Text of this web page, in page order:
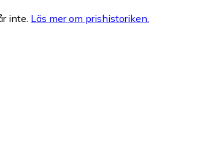
inte. Läs mer om prishistoriken.